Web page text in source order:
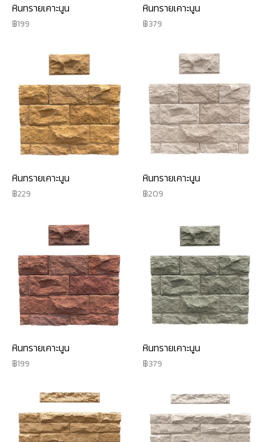
หินทรายเคาะนูน
199
หินทรายเคาะนูน
379
หินทรายเคาะนูน
229
หินทรายเคาะนูน
209
หินทรายเคาะนูน
199
หินทรายเคาะนูน
379